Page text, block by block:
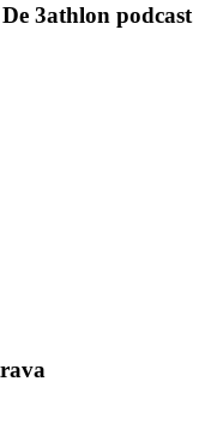
3athlon podcast